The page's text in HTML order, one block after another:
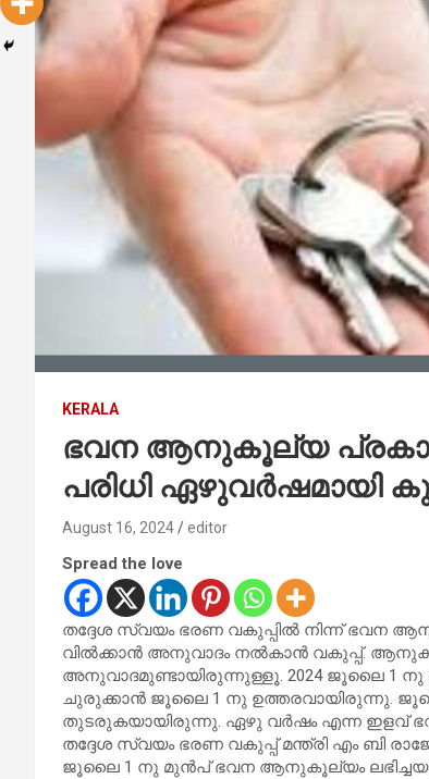
KERALA
ഭവന ആനുകൂല്യ പ്രകാരം
പരിധി ഏഴുവർഷമായി
August 16, 2024 editor
Spread the love
തദ്ദേശ സ്വയം ഭരണ വകുപ്പിൽ നിന്ന് ഭവന
വിൽക്കാൻ അനുവാദം നല്‍കാന്‍ വകുപ്പ്.
അനുവാദമുണ്ടായിരുന്നുള്ളൂ. 2024 ജൂലൈ 1 നു
ചുരുക്കാൻ ജൂലൈ 1 നു ഉത്തരവായിരുന്നു.
തുടരുകയായിരുന്നു. ഏഴു വർഷം എന്ന ഇളവ്
തദ്ദേശ സ്വയം ഭരണ വകുപ്പ് മന്ത്രി എം ബി
ജൂലൈ 1 നു മുൻപ് ഭവന ആനുകൂല്യം